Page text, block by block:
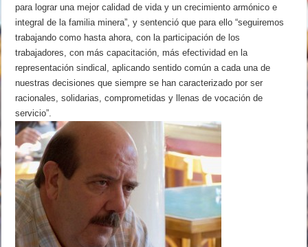
para lograr una mejor calidad de vida y un crecimiento armónico e
integral de la familia minera”, y sentenció que para ello “seguiremos
trabajando como hasta ahora, con la participación de los
trabajadores, con más capacitación, más efectividad en la
representación sindical, aplicando sentido común a cada una de
nuestras decisiones que siempre se han caracterizado por ser
racionales, solidarias, comprometidas y llenas de vocación de
servicio”.